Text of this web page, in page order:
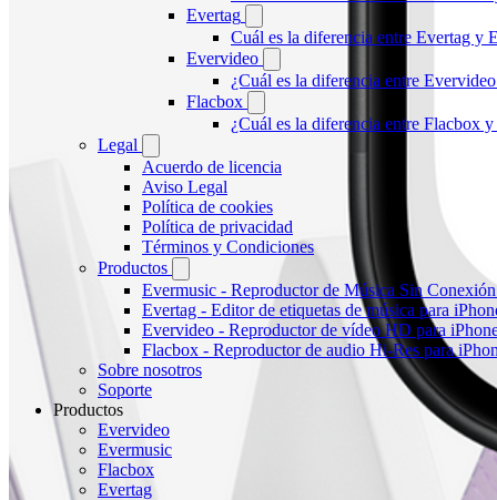
Evertag
Cuál es la diferencia entre Evertag y
Evervideo
¿Cuál es la diferencia entre
Flacbox
¿Cuál es la diferencia entre Flacbox
Legal
Acuerdo de licencia
Aviso Legal
Política de cookies
Política de privacidad
Términos y Condiciones
Productos
Evermusic - Reproductor de Música Sin
Evertag - Editor de etiquetas de música para
Evervideo - Reproductor de vídeo HD para
Flacbox - Reproductor de audio Hi-Res para
Sobre nosotros
Soporte
Productos
Evervideo
Evermusic
Flacbox
Evertag